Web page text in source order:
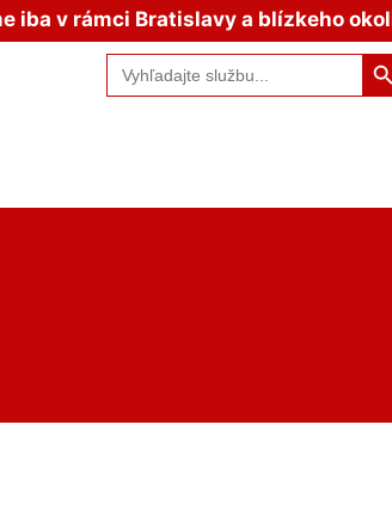
iba v rámci Bratislavy a blízkeho
Search
for:
Search